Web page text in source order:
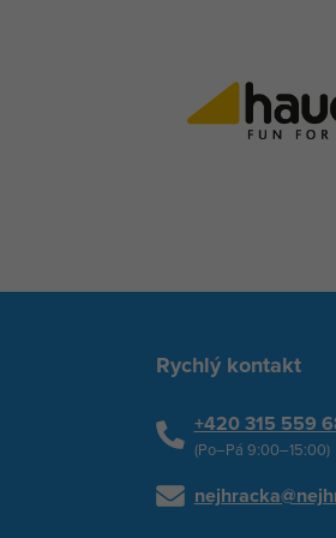
Rychlý kontakt
+420 315 559
(Po–Pá 9:00–15:00)